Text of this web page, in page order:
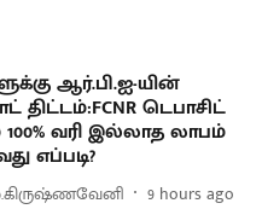
ஆர்.பி.ஐ-யின்
திட்டம்:FCNR டெபாசிட்
வரி இல்லாத லாபம்
எப்படி?
9 hours ago